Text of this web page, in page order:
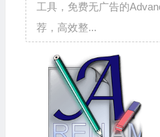
工具，免费无广告的
荐，高效整...